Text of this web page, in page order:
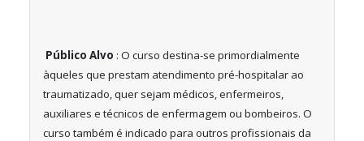
Público Alvo : O curso destina-se primordialmente
àqueles que prestam atendimento pré-hospitalar ao
traumatizado, quer sejam médicos, enfermeiros,
auxiliares e técnicos de enfermagem ou bombeiros. O
curso também é indicado para outros profissionais da